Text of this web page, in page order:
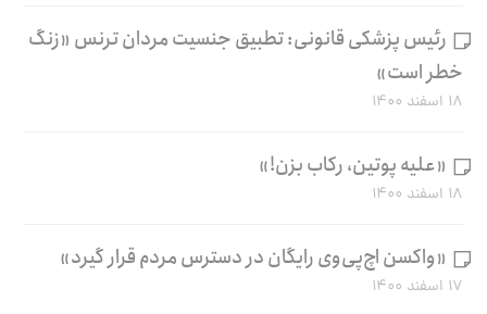
رئیس پزشکی قانونی: تطبیق جنسیت مردان ترنس «زنگ
خطر است»
۱۸ اسفند ۱۴۰۰
«علیه پوتین، رکاب بزن!»
۱۸ اسفند ۱۴۰۰
«واکسن اچ‌پی‌وی رایگان در دسترس مردم قرار گیرد»
۱۷ اسفند ۱۴۰۰